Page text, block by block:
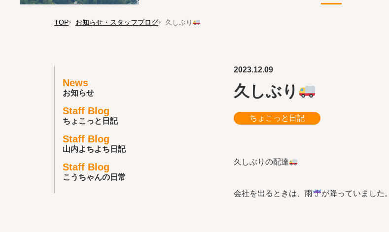
TOP お知らせ・スタッフブログ 久しぶり
News
お知らせ
Staff Blog
ちょこっと日記
Staff Blog
山内よちよち日記
Staff Blog
こうちゃんの日常
2023.12.09
久しぶり
ちょこっと日記
久しぶりの配達
会社を出るときは、雨 が降っていました。